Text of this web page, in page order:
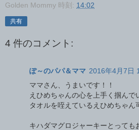
Golden Mommy 時刻: 14:02
共有
4 件のコメント:
ぽ～のパパ＆ママ 2016年4月7日
ママさん、うまいです！！
えひめちゃんの心を上手く掴んで
タオルを咥えているえひめちゃん
キハダマグロジャーキーとっても